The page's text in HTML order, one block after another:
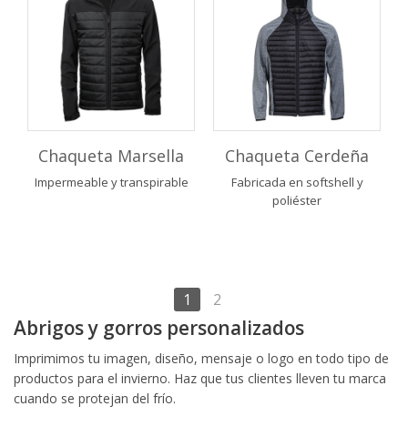
Chaqueta Marsella
Impermeable y transpirable
Chaqueta Cerdeña
Fabricada en softshell y
poliéster
1 2
Abrigos y gorros personalizados
Imprimimos tu imagen, diseño, mensaje o logo en todo tipo de
productos para el invierno. Haz que tus clientes lleven tu marca
cuando se protejan del frío.